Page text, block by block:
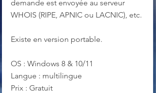
demande est envoyée au serveur
WHOIS (RIPE, APNIC ou LACNIC), etc.
Existe en version portable.
OS : Windows 8 & 10/11
Langue : multilingue
Prix : Gratuit